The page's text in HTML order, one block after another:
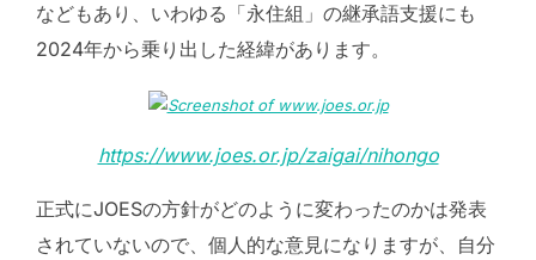
などもあり、いわゆる「永住組」の継承語支援にも
2024年から乗り出した経緯があります。
https://www.joes.or.jp/zaigai/nihongo
正式にJOESの方針がどのように変わったのかは発表
されていないので、個人的な意見になりますが、自分